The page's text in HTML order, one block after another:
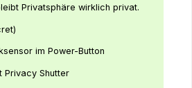
Privatsphäre wirklich privat.
im Power-Button
Privacy Shutter